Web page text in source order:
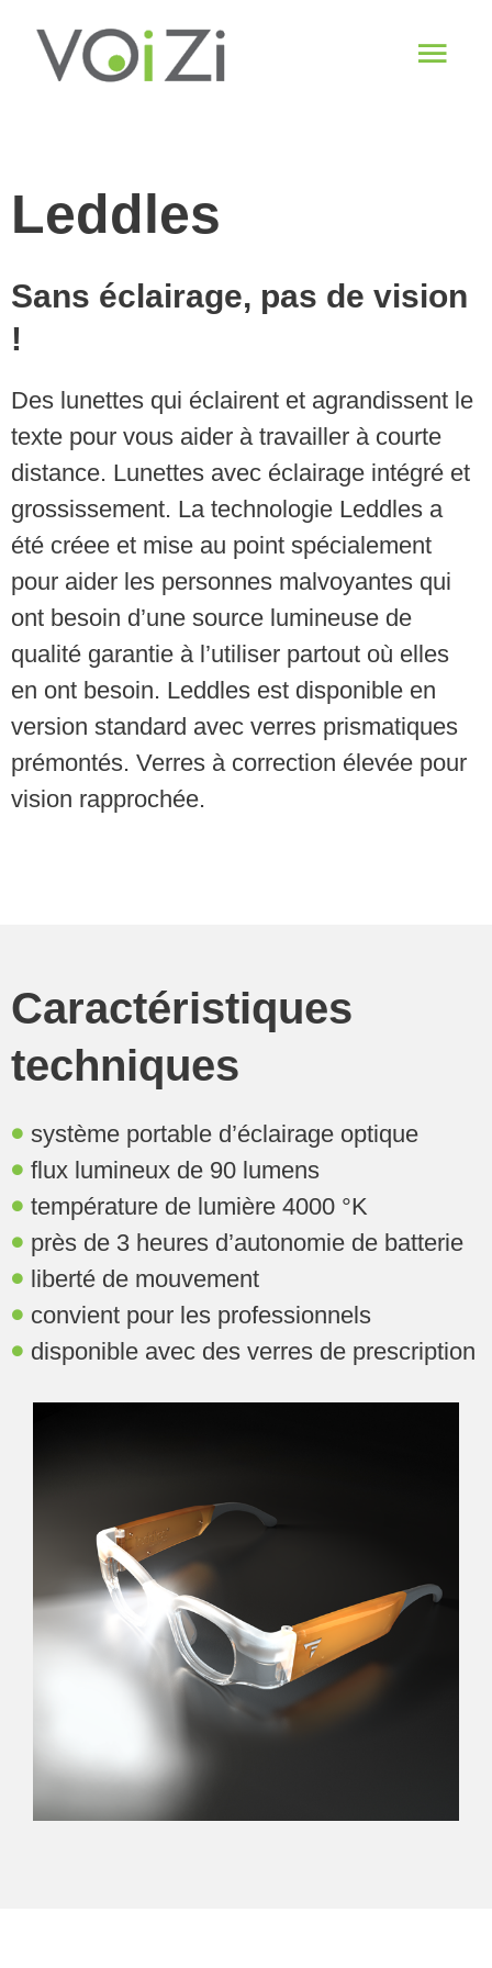
contenu
Leddles
Sans éclairage, pas de vision
!
Des lunettes qui éclairent et agrandissent le
texte pour vous aider à travailler à courte
distance. Lunettes avec éclairage intégré et
grossissement. La technologie Leddles a
été créee et mise au point spécialement
pour aider les personnes malvoyantes qui
ont besoin d’une source lumineuse de
qualité garantie à l’utiliser partout où elles
en ont besoin. Leddles est disponible en
version standard avec verres prismatiques
prémontés. Verres à correction élevée pour
vision rapprochée.
Caractéristiques
techniques
système portable d’éclairage optique
flux lumineux de 90 lumens
température de lumière 4000 °K
près de 3 heures d’autonomie de batterie
liberté de mouvement
convient pour les professionnels
disponible avec des verres de prescription